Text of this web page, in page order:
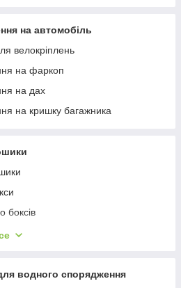
рейлінги
водості
на автомобіль
велокріплень
на фаркоп
на дах
на кришку багажника
боксів
водного спорядження